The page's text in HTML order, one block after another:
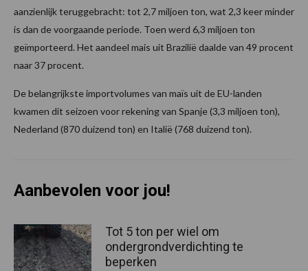
aanzienlijk teruggebracht: tot 2,7 miljoen ton, wat 2,3 keer minder
is dan de voorgaande periode. Toen werd 6,3 miljoen ton
geïmporteerd. Het aandeel mais uit Brazilië daalde van 49 procent
naar 37 procent.
De belangrijkste importvolumes van maïs uit de EU-landen
kwamen dit seizoen voor rekening van Spanje (3,3 miljoen ton),
Nederland (870 duizend ton) en Italië (768 duizend ton).
Aanbevolen voor jou!
Tot 5 ton per wiel om
ondergrondverdichting te
beperken